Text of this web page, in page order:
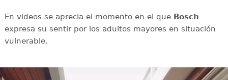
En videos se aprecia el momento en el queBosch
expresa su sentir por los adultos mayores en situación
vulnerable.